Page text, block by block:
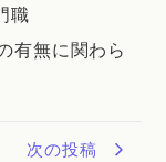
職
無に関わら
次の投稿